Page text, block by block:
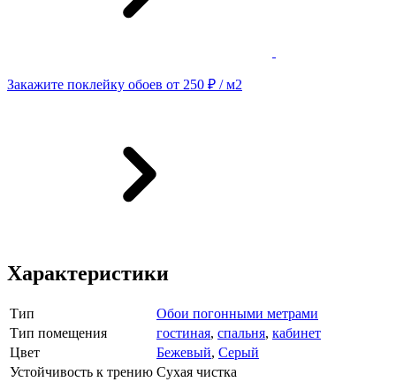
Закажите поклейку обоев от 250 ₽ / м2
Характеристики
Тип
Обои погонными метрами
Тип помещения
гостиная, спальня, кабинет
Цвет
Бежевый, Серый
Устойчивость к трению Сухая чистка